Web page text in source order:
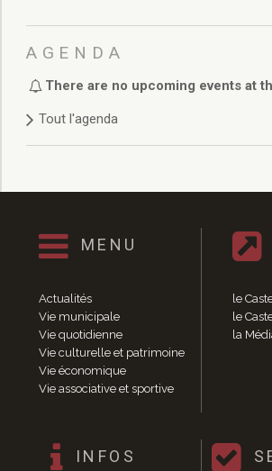
Délibérations 2022
Délibérations 2021
Délibérations 2020
Délibérations 2019
Délibérations 2018
Délibérations 2014
Délibérations 2013
Délibérations 2011
Délibérations 2010
Délibérations 2009
Délibérations 2008
Agenda réunions publiques
Marchés publics
Vie quotidienne
AGENDA
There are no upcoming events at
Tout l'agenda
MENU
Actualités
Vie municipale
Vie quotidienne
Vie culturelle et patrimoine
Vie économique
Vie associative et sportive
le
le
la
INFOS